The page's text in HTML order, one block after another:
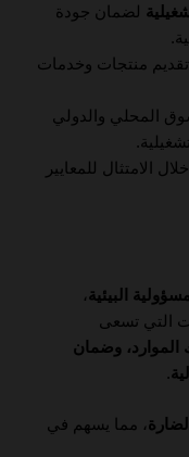
لضمان جودة
منتجات وخدمات
المحلي والدولي
الامتثال للمعايير
البيئية،
التي تسعى
الموارد، وضمان
.
، مما يسهم في